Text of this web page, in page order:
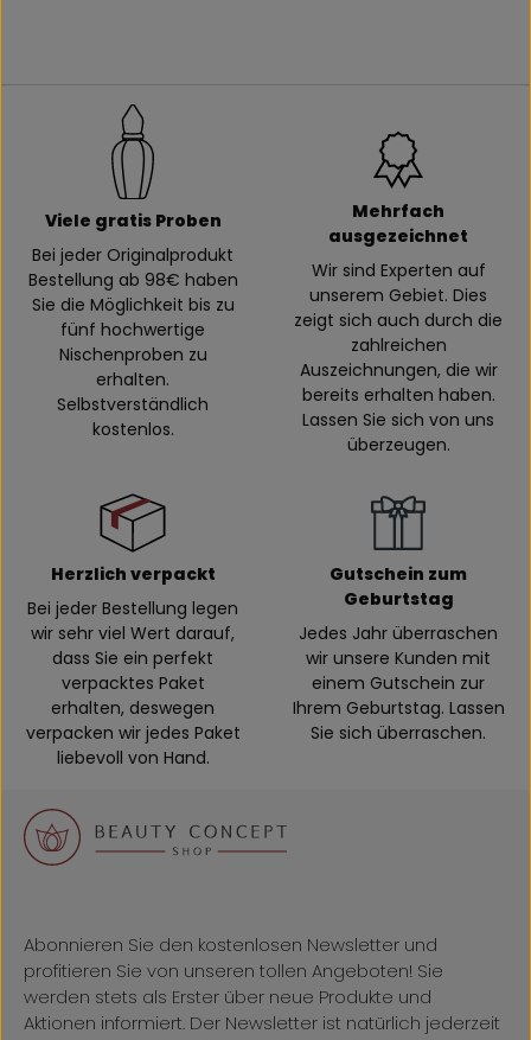
Viele gratis Proben
Bei jeder Originalprodukt
Bestellung ab 98€ haben
Sie die Möglichkeit bis zu
fünf hochwertige
Nischenproben zu
erhalten.
Selbstverständlich
kostenlos.
Mehrfach
ausgezeichnet
Wir sind Experten auf
unserem Gebiet. Dies
zeigt sich auch durch die
zahlreichen
Auszeichnungen, die wir
bereits erhalten haben.
Lassen Sie sich von uns
überzeugen.
Herzlich verpackt
Bei jeder Bestellung legen
wir sehr viel Wert darauf,
dass Sie ein perfekt
verpacktes Paket
erhalten, deswegen
verpacken wir jedes Paket
liebevoll von Hand.
Gutschein zum
Geburtstag
Jedes Jahr überraschen
wir unsere Kunden mit
einem Gutschein zur
Ihrem Geburtstag. Lassen
Sie sich überraschen.
Abonnieren Sie den kostenlosen Newsletter und
profitieren Sie von unseren tollen Angeboten! Sie
werden stets als Erster über neue Produkte und
Aktionen informiert. Der Newsletter ist natürlich jederzeit